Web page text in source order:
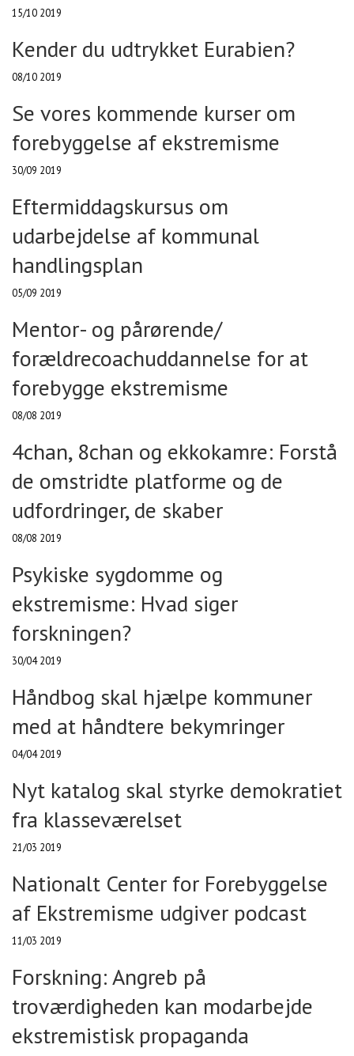
15/10 2019
Kender du udtrykket Eurabien?
08/10 2019
Se vores kommende kurser om
forebyggelse af ekstremisme
30/09 2019
Eftermiddagskursus om
udarbejdelse af kommunal
handlingsplan
05/09 2019
Mentor- og pårørende/
forældrecoachuddannelse for at
forebygge ekstremisme
08/08 2019
4chan, 8chan og ekkokamre: Forstå
de omstridte platforme og de
udfordringer, de skaber
08/08 2019
Psykiske sygdomme og
ekstremisme: Hvad siger
forskningen?
30/04 2019
Håndbog skal hjælpe kommuner
med at håndtere bekymringer
04/04 2019
Nyt katalog skal styrke demokratiet
fra klasseværelset
21/03 2019
Nationalt Center for Forebyggelse
af Ekstremisme udgiver podcast
11/03 2019
Forskning: Angreb på
troværdigheden kan modarbejde
ekstremistisk propaganda